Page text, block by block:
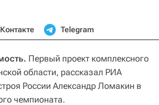
Telegram
Первый проект комплексного
области, рассказал РИА
России Александр Ломакин в
чемпионата.